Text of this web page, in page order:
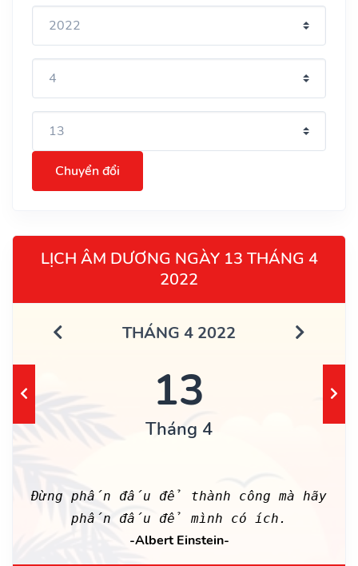
Chuyển đổi
LỊCH ÂM DƯƠNG NGÀY 13 THÁNG 4
2022
THÁNG 4 2022
13
Tháng 4
Đừng phấn đấu để thành công mà hãy
phấn đấu để mình có ích.
-Albert Einstein-